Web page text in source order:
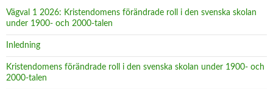
Vägval 1 2026: Kristendomens förändrade roll i den svenska skolan
under 1900- och 2000-talen
Inledning
Kristendomens förändrade roll i den svenska skolan under 1900- och
2000-talen